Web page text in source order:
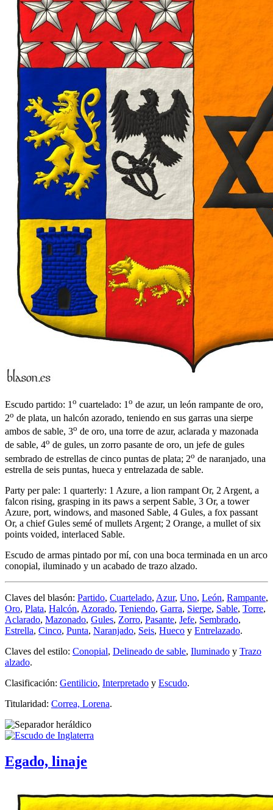
Escudo partido: 1 o cuartelado: 1 o de azur, un león rampante de oro,
2o de plata, un halcón azorado, teniendo en sus garras una sierpe
ambos de sable, 3o de oro, una torre de azur, aclarada y mazonada
de sable, 4o de gules, un zorro pasante de oro, un jefe de gules
sembrado de estrellas de cinco puntas de plata; 2o de naranjado, una
estrella de seis puntas, hueca y entrelazada de sable.
Party per pale: 1 quarterly: 1 Azure, a lion rampant Or, 2 Argent, a
falcon rising, grasping in its paws a serpent Sable, 3 Or, a tower
Azure, port, windows, and masoned Sable, 4 Gules, a fox passant
Or, a chief Gules semé of mullets Argent; 2 Orange, a mullet of six
points voided, interlaced Sable.
Escudo de armas pintado por mí, con una boca terminada en un arco
conopial, iluminado y un acabado de trazo alzado.
Claves del blasón: Partido, Cuartelado, Azur, Uno, León, Rampante,
Oro, Plata, Halcón, Azorado, Teniendo, Garra, Sierpe, Sable, Torre,
Aclarado, Mazonado, Gules, Zorro, Pasante, Jefe, Sembrado,
Estrella, Cinco, Punta, Naranjado, Seis, Hueco y Entrelazado.
Claves del estilo: Conopial, Delineado de sable, Iluminado y Trazo
alzado.
Clasificación: Gentilicio, Interpretado y Escudo.
Titularidad: Correa, Lorena.
Egado, linaje